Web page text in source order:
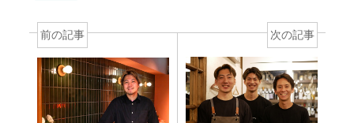
前の記事 次の記事